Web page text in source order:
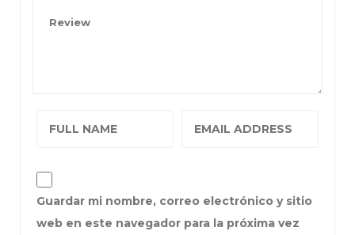
Guardar mi nombre, correo electrónico y sitio
web en este navegador para la próxima vez